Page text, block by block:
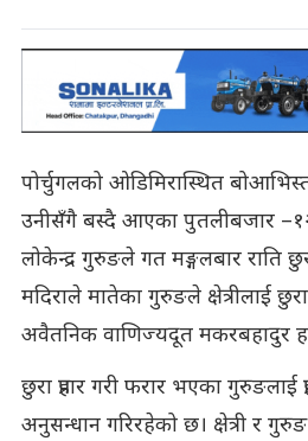
पोर्चुगलको ओडिमिरास्थित
उनीसँगै बस्दै आएका पुतलीबजार
लोकेन्द्र गुरुङले गत मङ्गलबार राति
मदिराले मातेका गुरुङले क्षेत्रीलाई छुरा
अवैतनिक वाणिज्यदूत मकरबहादुर
छुरा प्रहार गरी फरार भएका गुरुङलाई
अनुसन्धान गरिरहेको छ। क्षेत्री र